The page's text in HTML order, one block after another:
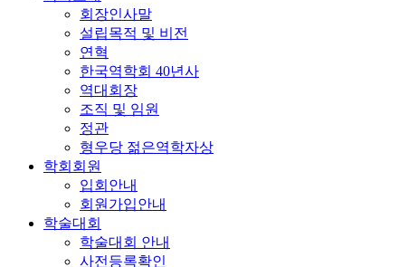
회장인사말
설립목적 및 비전
연혁
한국역학회 40년사
역대회장
조직 및 임원
정관
형우당 젊은역학자상
학회회원
입회안내
회원가입안내
학술대회
학술대회 안내
사전등록확인